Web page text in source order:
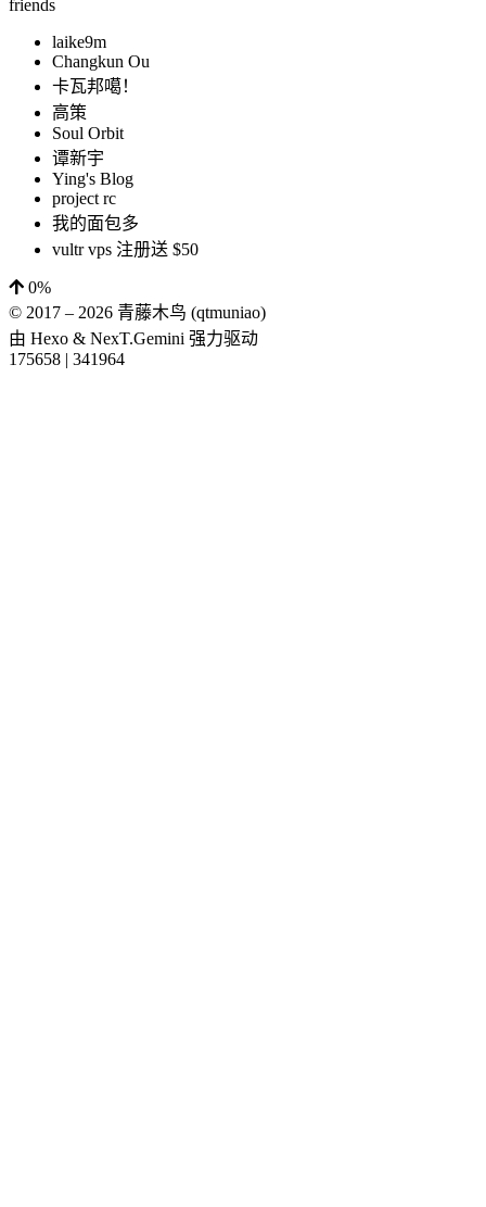
friends
laike9m
Changkun Ou
卡瓦邦噶！
高策
Soul Orbit
谭新宇
Ying's Blog
project rc
我的面包多
vultr vps 注册送 $50
0%
© 2017 – 2026 青藤木鸟 (qtmuniao)
由 Hexo & NexT.Gemini 强力驱动
175658 | 341964